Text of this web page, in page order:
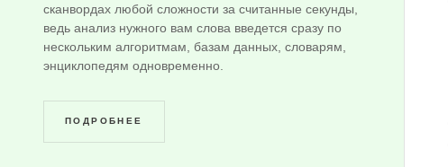
сканвордах любой сложности за считанные секунды,
ведь анализ нужного вам слова введется сразу по
нескольким алгоритмам, базам данных, словарям,
энциклопедям одновременно.
ПОДРОБНЕЕ